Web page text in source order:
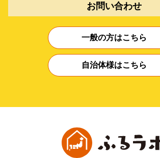
お問い合わせ
一般の方はこちら
自治体様はこちら